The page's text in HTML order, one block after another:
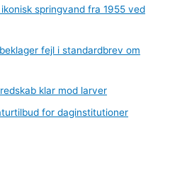
springvand fra 1955 ved
fejl i standardbrev om
klar mod larver
for daginstitutioner